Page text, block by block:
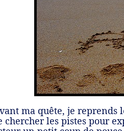
ma quête, je reprends
chercher les pistes pour